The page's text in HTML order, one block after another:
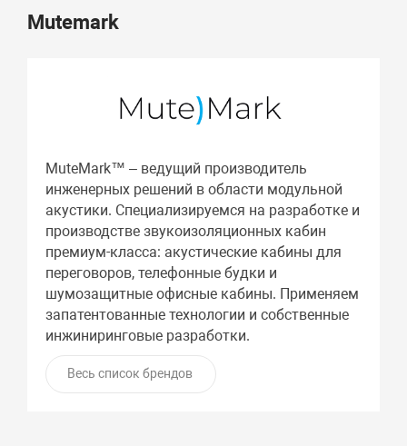
Mutemark
MuteMark™ – ведущий производитель
инженерных решений в области модульной
акустики. Специализируемся на разработке и
производстве звукоизоляционных кабин
премиум-класса: акустические кабины для
переговоров, телефонные будки и
шумозащитные офисные кабины. Применяем
запатентованные технологии и собственные
инжиниринговые разработки.
Весь список брендов